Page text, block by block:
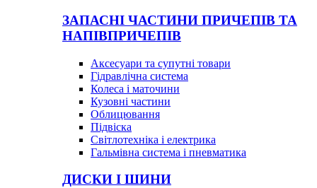
ЗАПАСНІ ЧАСТИНИ ПРИЧЕПІВ ТА
НАПІВПРИЧЕПІВ
Аксесуари та супутні товари
Гідравлічна система
Колеса і маточини
Кузовні частини
Облицювання
Підвіска
Світлотехніка і електрика
Гальмівна система і пневматика
ДИСКИ І ШИНИ